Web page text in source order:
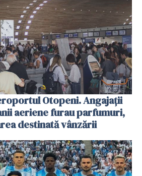
Otopeni. Angajații
aeriene furau parfumuri,
destinată vânzării